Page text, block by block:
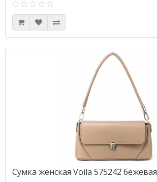
Сумка женская Voila 575242 бежевая